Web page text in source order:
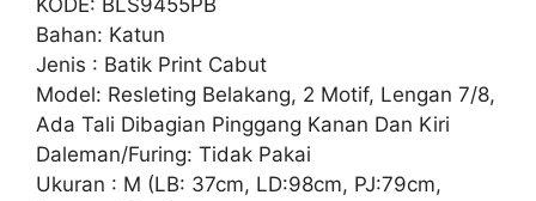
KODE: BLS9455PB
Bahan: Katun
Jenis : Batik Print Cabut
Model: Resleting Belakang, 2 Motif, Lengan 7/8,
Ada Tali Dibagian Pinggang Kanan Dan Kiri
Daleman/Furing: Tidak Pakai
Ukuran : M (LB: 37cm, LD:98cm, PJ:79cm,